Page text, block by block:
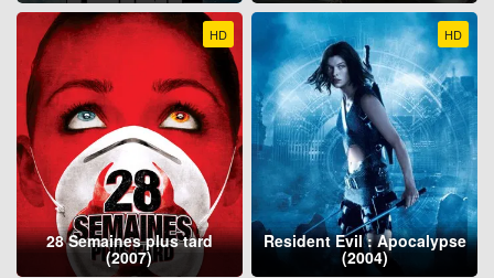
HD
28 Semaines plus tard
(2007)
HD
Resident Evil : Apocalypse
(2004)